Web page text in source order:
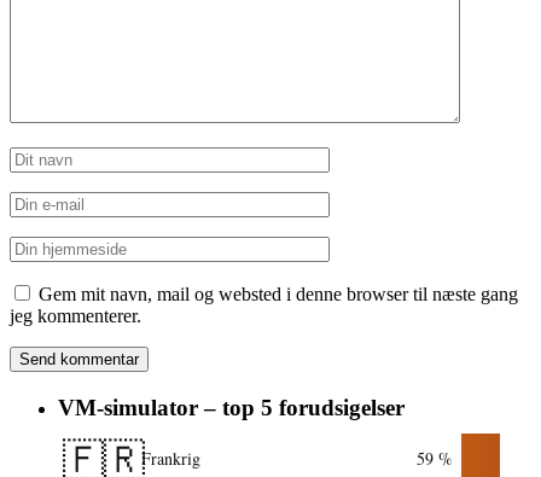
Gem mit navn, mail og websted i denne browser til næste gang
jeg kommenterer.
VM-simulator – top 5 forudsigelser
🇫🇷Frankrig 59 %